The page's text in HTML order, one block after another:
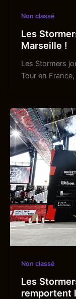
Non classé
Les
Marseille !
Les Stormers
Tour en
Non classé
Les
remportent